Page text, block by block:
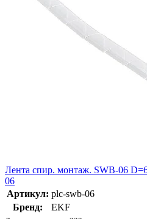
Лента спир. монтаж. SWB-06
06
Артикул: plc-swb-06
Бренд:
EKF